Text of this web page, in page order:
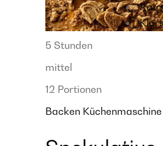
5 Stunden
mittel
12 Portionen
Backen Küchenmaschine